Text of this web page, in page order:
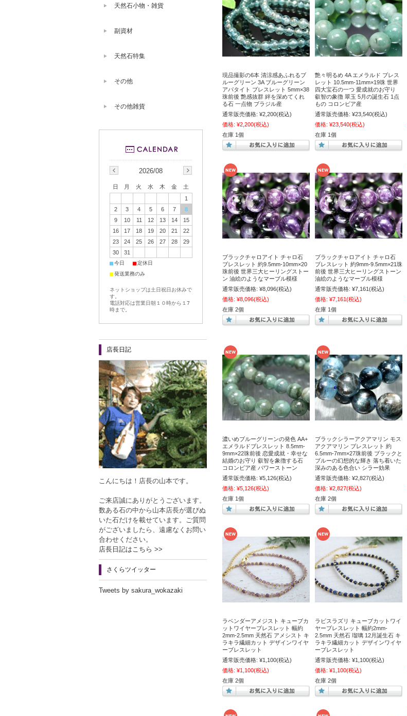
現品撮影の6本 清涼感あふれるブ
ルーグリーン 3A ブルーグリーン
アパタイト ブレスレット 5mm×38
珠前後 艶感抜群 絆を深めてくれ
る石 一点物 ブラジル産
通常販売価格: ¥2,200(税込)
価格: ¥2,200(税込)
在庫 1個
艶々明るめ 4A エメラルド ブレス
レット 10.5mm-11mm×19珠 世界
四大宝石の一つ 愛成就のお守り
叡智の象徴 翠玉 5月の誕生石 1点
もの コロンビア産
通常販売価格: ¥23,540(税込)
価格: ¥23,540(税込)
在庫 1個
ブラックチャロアイト チャロ石
ブレスレット 約9.5mm-10mm×20
珠前後 世界三大ヒーリングストー
ン 油絵のようなマーブル模様
通常販売価格: ¥8,096(税込)
価格: ¥8,096(税込)
在庫 2個
ブラックチャロアイト チャロ石
ブレスレット 約9mm-9.5mm×21珠
前後 世界三大ヒーリングストーン
油絵のようなマーブル模様
通常販売価格: ¥7,161(税込)
価格: ¥7,161(税込)
在庫 1個
濃いめブルーグリーンの発色 AA+
エメラルドブレスレット 8.5mm-
9mm×22珠前後 恋愛成就・幸せな
結婚のお守り 叡智を象徴する石
コロンビア産 パワーストーン
通常販売価格: ¥5,126(税込)
価格: ¥5,126(税込)
在庫 1個
ブラックシラーアクアマリン モス
アクアマリン ブレスレット 約
6.5mm-7mm×27珠前後 ブラックと
ブルーの幻想的な輝き 落ち着いた
深みのある色合い シラー効果
通常販売価格: ¥2,827(税込)
価格: ¥2,827(税込)
在庫 2個
ラベンダーアメジスト キューブカ
ットワイヤーブレスレット 幅約
2mm-2.5mm 天然石 アメシスト キ
ラキラ繊細カット デザインワイヤ
ーブレスレット
通常販売価格: ¥1,100(税込)
価格: ¥1,100(税込)
在庫 2個
ラピスラズリ キューブカットワイ
ヤーブレスレット 幅約2mm-
2.5mm 天然石 瑠璃 12月誕生石 キ
ラキラ繊細カット デザインワイヤ
ーブレスレット
通常販売価格: ¥1,100(税込)
価格: ¥1,100(税込)
在庫 2個
天然石小物・雑貨
副資材
天然石特集
その他
その他雑貨
2026/08
日 月 火 水 木 金
土
1
2
3 4 5 6 7
8
9
10 11 12 13 14
15
16
17 18 19 20 21
22
23
24 25 26 27 28
29
30
31
■今日 ■定休日
■発送業務のみ
ネットショップは土日祝日お休みで
す。
電話対応は営業日朝１０時から１7
時まで。
店長日記
こんにちは！店長の山本です。
ご来店誠にありがとうございます。
数ある石の中から山本店長が選びぬ
いた石だけを載せています。ご質問
がございましたら、遠慮なくお問い
合わせください。
店長日記はこちら >>
さくらツイッター
Tweets by sakura_wokazaki